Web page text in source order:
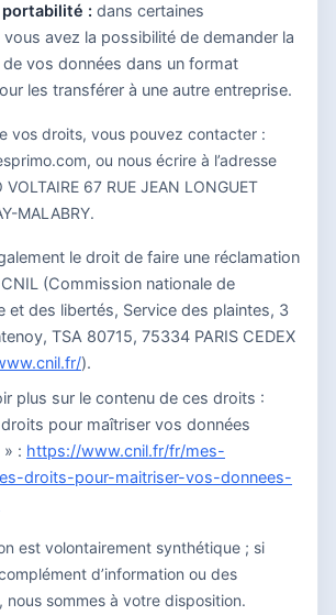
portabilité : dans certaines
avez la possibilité de demander la
vos données dans un format
les transférer à une autre entreprise.
vos droits, vous pouvez contacter :
ou nous écrire à l’adresse
67 RUE JEAN LONGUET
MALABRY.
le droit de faire une réclamation
(Commission nationale de
et des libertés, Service des plaintes, 3
TSA 80715, 75334 PARIS CEDEX
).
plus sur le contenu de ces droits :
pour maîtriser vos données
: https://www.cnil.fr/fr/mes-
droits-pour-maitriser-vos-donnees-
est volontairement synthétique ; si
d’information ou des
nous sommes à votre disposition.